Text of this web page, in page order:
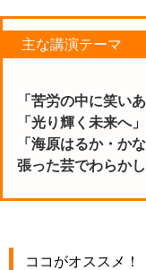
主な講演テーマ
「苦労の中に笑いあ
「光り輝く未来へ」
「海原はるか・か
張った芸でわらかし
ココがオススメ！